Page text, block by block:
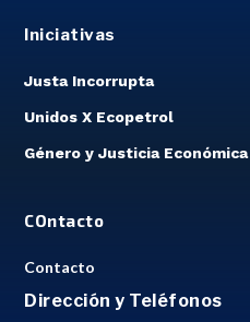
Iniciativas
Justa Incorrupta
Unidos X Ecopetrol
Género y Justicia Económica
COntacto
Contacto
Dirección y Teléfonos